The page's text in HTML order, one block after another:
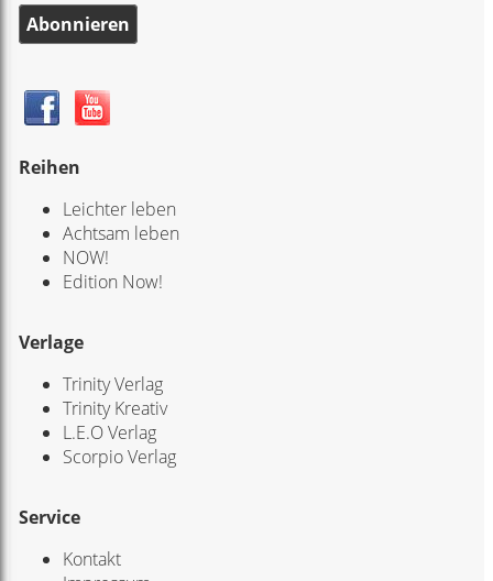
Abonnieren
Reihen
Leichter leben
Achtsam leben
NOW!
Edition Now!
Verlage
Trinity Verlag
Trinity Kreativ
L.E.O Verlag
Scorpio Verlag
Service
Kontakt